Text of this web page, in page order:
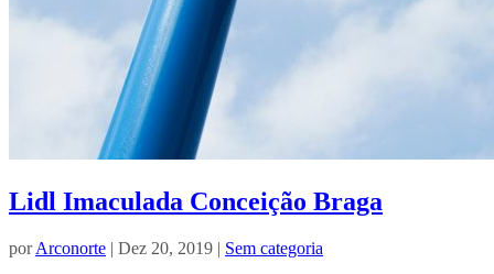
Lidl Imaculada Conceição Braga
porArconorte | Dez 20, 2019 | Sem categoria